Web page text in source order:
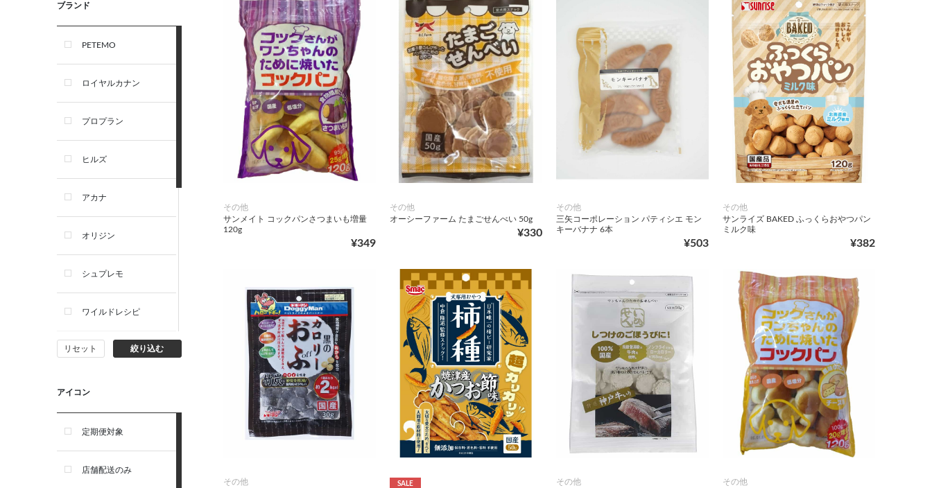
ブランド
PETEMO
ロイヤルカナン
プロプラン
ヒルズ
アカナ
オリジン
シュプレモ
ワイルドレシピ
ナチュラルチョイス
ウェルネス
アーテミス
セレクトバランス
リセット 絞り込む
アイコン
定期便対象
店舗配送のみ
その他
サンメイト コックパンさつまいも増量
120g
¥349
その他
オーシーファーム たまごせんべい 50g
¥330
その他
三矢コーポレーション パティシエ モン
キーバナナ 6本
¥503
その他
サンライズ BAKED ふっくらおやつパン
ミルク味
¥382
その他
SALE
その他
その他